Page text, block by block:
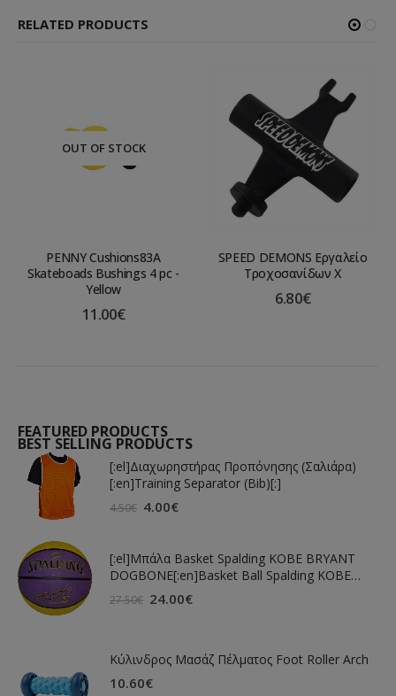
RELATED PRODUCTS
OUT OF STOCK
PENNY Cushions83A
Skateboads Bushings 4 pc -
Yellow
11.00€
SPEED DEMONS Εργαλείο
Τροχοσανίδων X
6.80€
FEATURED PRODUCTS
BEST SELLING PRODUCTS
[:el]Διαχωρηστήρας Προπόνησης (Σαλιάρα)
[:en]Training Separator (Bib)[:]
4.50€ 4.00€
[:el]Μπάλα Basket Spalding KOBE BRYANT
DOGBONE[:en]Basket Ball Spalding KOBE
BRYANT DOGBONE[:]
27.50€ 24.00€
Κύλινδρος Μασάζ Πέλματος Foot Roller Arch
10.60€